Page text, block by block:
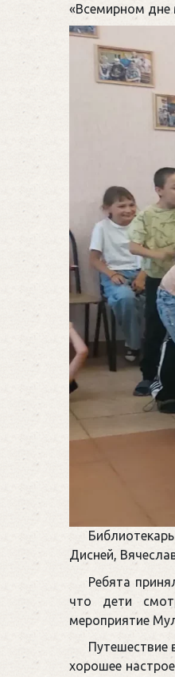
«Всемирном дне
Дисней,
Ребята
что дети
мероприятие
хорошее